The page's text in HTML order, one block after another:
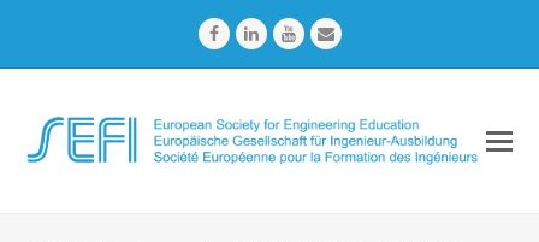
FacebookLinkedInYoutubeEmail